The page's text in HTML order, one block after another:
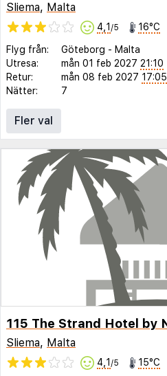
Sliema, Malta
4,1 /5 16°C
Flyg från: Göteborg - Malta
Utresa:
mån 01 feb 2027 21:10
Retur:
mån 08 feb 2027 17:05
Nätter:
7
Fler val
Sliema, Malta
4,1 /5 15°C